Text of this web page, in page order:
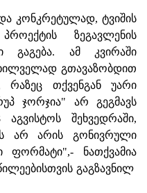
კონკრეტულად, ტვიშის
ზეგავლენის
გაგება. ამ კვირაში
გთავაზობდით
რაზეც თქვენგან უარი
ჯორჯია" არ გეგმავს
შეხვედრაში,
არ არის გონივრული
ფორმატი",- ნათქვამია
გაგზავნილ